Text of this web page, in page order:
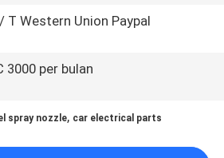
T Western Union Paypal
3000 per bulan
spray nozzle, car electrical parts